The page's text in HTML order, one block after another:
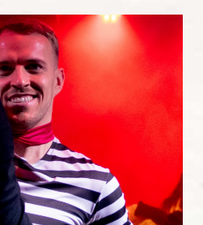
Danseurs